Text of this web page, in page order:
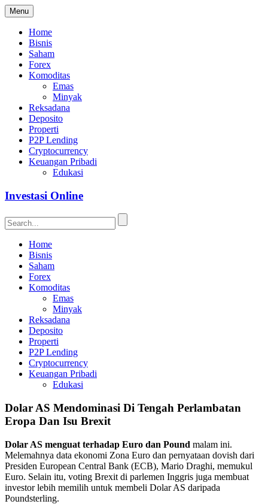
Menu
Home
Bisnis
Saham
Forex
Komoditas
Emas
Minyak
Reksadana
Deposito
Properti
P2P Lending
Cryptocurrency
Keuangan Pribadi
Edukasi
Investasi Online
Home
Bisnis
Saham
Forex
Komoditas
Emas
Minyak
Reksadana
Deposito
Properti
P2P Lending
Cryptocurrency
Keuangan Pribadi
Edukasi
Dolar AS Mendominasi Di Tengah Perlambatan
Eropa Dan Isu Brexit
Dolar AS menguat terhadap Euro dan Pound malam ini.
Melemahnya data ekonomi Zona Euro dan pernyataan dovish dari
Presiden European Central Bank (ECB), Mario Draghi, memukul
Euro. Selain itu, voting Brexit di parlemen Inggris juga membuat
investor lebih memilih untuk membeli Dolar AS daripada
Poundsterling.